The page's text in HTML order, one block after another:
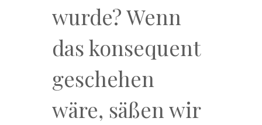
wurde? Wenn
das konsequent
geschehen
wäre, säßen wir